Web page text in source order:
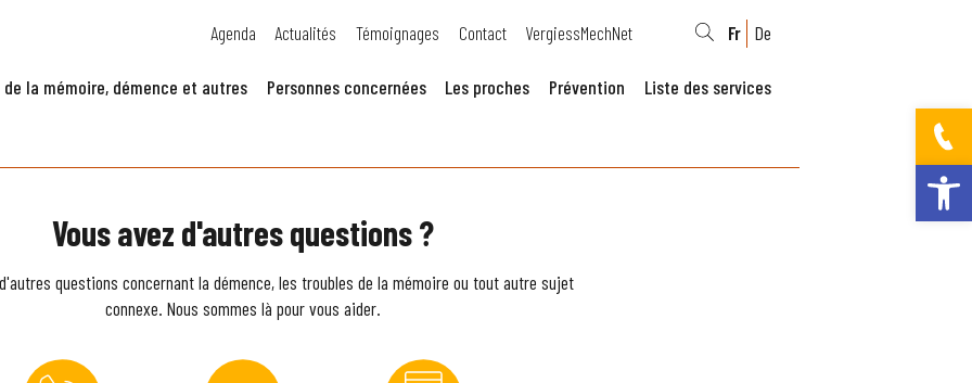
Ouvrir la
Agenda Actualités Témoignages Contact VergiessMechNet Fr De
la mémoire, démence et autres Personnes concernées Les proches Prévention Liste des services
Vous avez d'autres questions ?
questions concernant la démence, les troubles de la mémoire ou tout autre sujet
connexe. Nous sommes là pour vous aider.